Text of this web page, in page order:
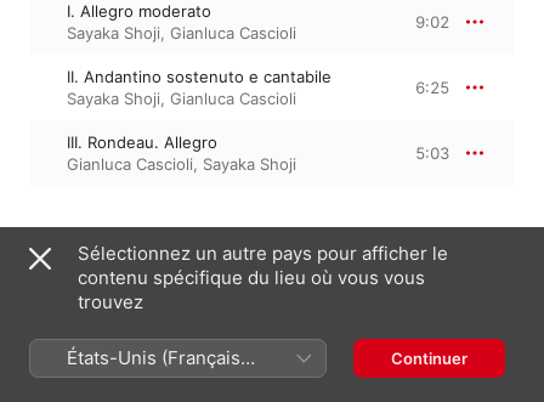
I. Allegro moderato
Sayaka Shoji, Gianluca Cascioli
9:02
II. Andantino sostenuto e cantabile
Sayaka Shoji, Gianluca Cascioli
6:25
III. Rondeau. Allegro
Gianluca Cascioli, Sayaka Shoji
5:03
14 février 2025
3 morceaux, 20 minutes
℗ 2025 Outhere Music France
Sur l’album
Sélectionnez un autre pays pour afficher le
contenu spécifique du lieu où vous vous
trouvez
États-Unis (Français
France)
Continuer